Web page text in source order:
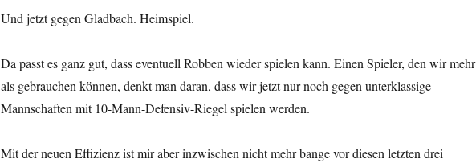
Und jetzt gegen Gladbach. Heimspiel.
Da passt es ganz gut, dass eventuell Robben wieder spielen kann. Einen Spieler, den wir mehr
als gebrauchen können, denkt man daran, dass wir jetzt nur noch gegen unterklassige
Mannschaften mit 10-Mann-Defensiv-Riegel spielen werden.
Mit der neuen Effizienz ist mir aber inzwischen nicht mehr bange vor diesen letzten drei